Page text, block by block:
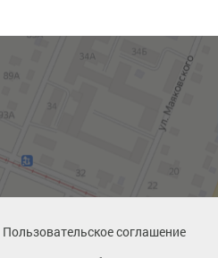
Пользовательское соглашение